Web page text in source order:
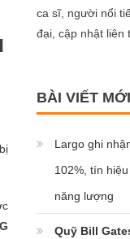
ca sĩ, người nổi
đại, cập nhật liên
BÀI VIẾT MỚI
Largo ghi
102%, tín
năng lượng
Quỹ Bill